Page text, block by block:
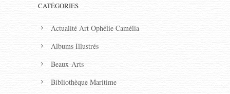
CATÉGORIES
Actualité Art Ophélie Camélia
Albums Illustrés
Beaux-Arts
Bibliothèque Maritime